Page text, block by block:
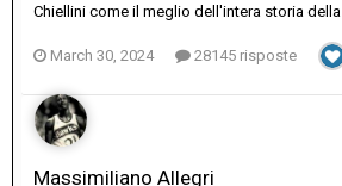
Chiellini come il meglio dell'intera storia
March 30, 2024 28145 risposte
Massimiliano Allegri